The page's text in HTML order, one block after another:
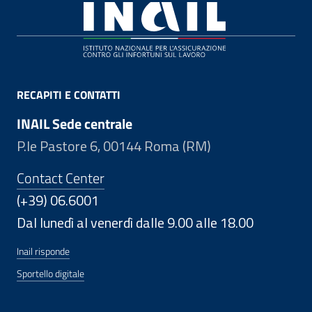
RECAPITI E CONTATTI
INAIL Sede centrale
P.le Pastore 6, 00144 Roma (RM)
Contact Center
(+39) 06.6001
Dal lunedì al venerdì dalle 9.00 alle 18.00
Inail risponde
Sportello digitale